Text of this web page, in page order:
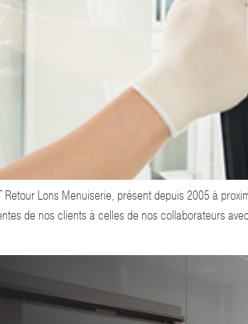
Retour Lons Menuiserie, présent depuis 2005 à
de nos clients à celles de nos collaborateurs